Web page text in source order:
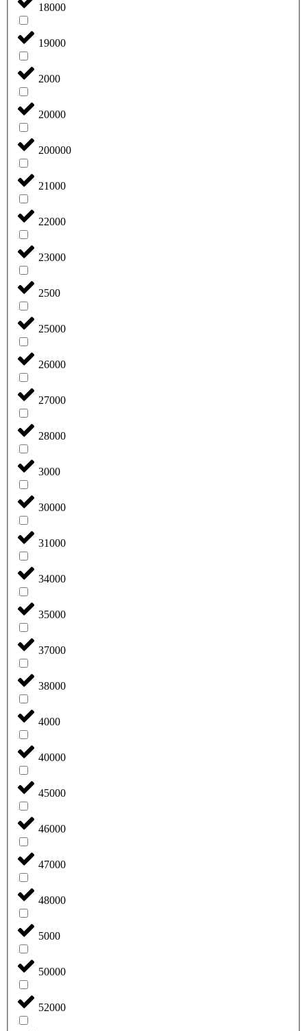
18000
19000
2000
20000
200000
21000
22000
23000
2500
25000
26000
27000
28000
3000
30000
31000
34000
35000
37000
38000
4000
40000
45000
46000
47000
48000
5000
50000
52000